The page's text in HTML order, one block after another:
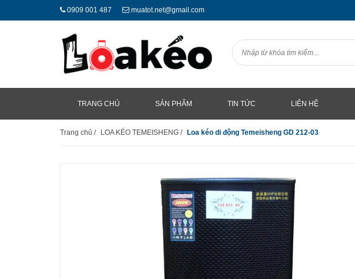
0909 001 487 muatot.net@gmail.com
TRANG CHỦ SẢN PHẨM TIN TỨC LIÊN HỆ
Trang chủ / LOA KÉO TEMEISHENG / Loa kéo di động Temeisheng GD 212-03